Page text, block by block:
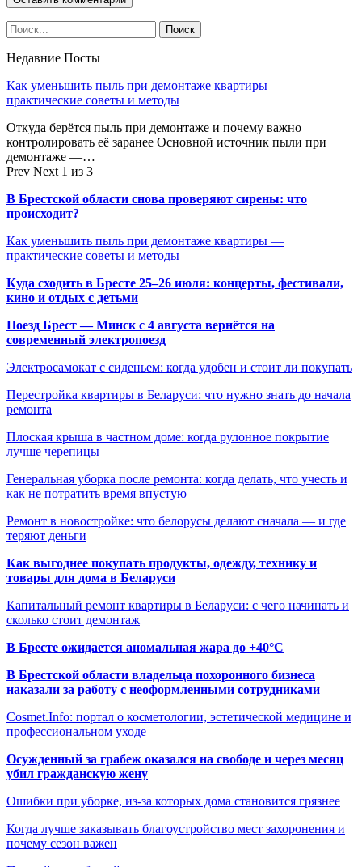
Недавние Посты
Как уменьшить пыль при демонтаже квартиры —
практические советы и методы
Откуда берётся пыль при демонтаже и почему важно
контролировать её заранее Основной источник пыли при
демонтаже —…
Prev Next 1 из 3
В Брестской области снова проверяют сирены: что
происходит?
Как уменьшить пыль при демонтаже квартиры —
практические советы и методы
Куда сходить в Бресте 25–26 июля: концерты, фестивали,
кино и отдых с детьми
Поезд Брест — Минск с 4 августа вернётся на
современный электропоезд
Электросамокат с сиденьем: когда удобен и стоит ли покупать
Перестройка квартиры в Беларуси: что нужно знать до начала
ремонта
Плоская крыша в частном доме: когда рулонное покрытие
лучше черепицы
Генеральная уборка после ремонта: когда делать, что учесть и
как не потратить время впустую
Ремонт в новостройке: что белорусы делают сначала — и где
теряют деньги
Как выгоднее покупать продукты, одежду, технику и
товары для дома в Беларуси
Капитальный ремонт квартиры в Беларуси: с чего начинать и
сколько стоит демонтаж
В Бресте ожидается аномальная жара до +40°C
В Брестской области владельца похоронного бизнеса
наказали за работу с неоформленными сотрудниками
Cosmet.Info: портал о косметологии, эстетической медицине и
профессиональном уходе
Осужденный за грабеж оказался на свободе и через месяц
убил гражданскую жену
Ошибки при уборке, из-за которых дома становится грязнее
Когда лучше заказывать благоустройство мест захоронения и
почему сезон важен